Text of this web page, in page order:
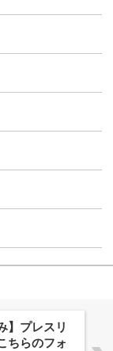
大級のグロ
ンス